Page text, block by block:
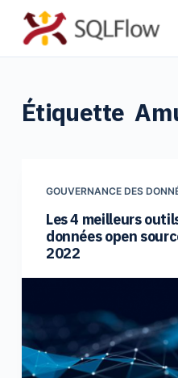
P
a
e
Étiquette
GOUVERNANCE DES
Les 4 meilleurs
données open
2022